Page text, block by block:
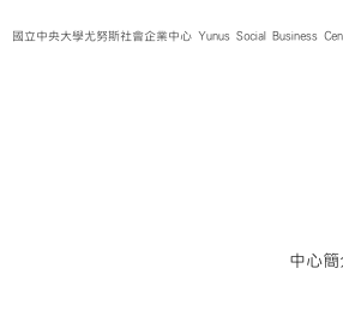
to國立中央大學尤努斯社會企業中心 Yunus Social Business
中心簡